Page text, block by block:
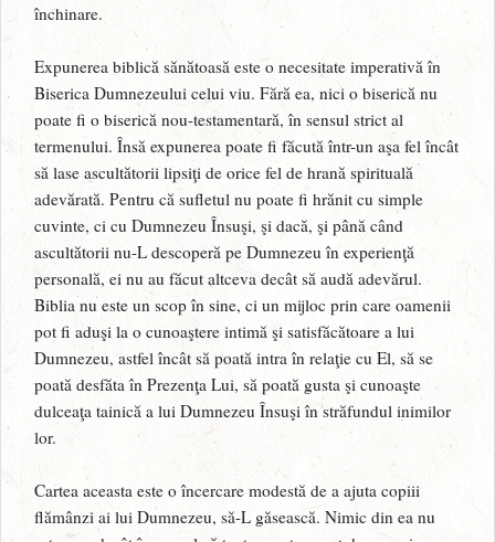
închinare.
Expunerea biblică sănătoasă este o necesitate imperativă în
Biserica Dumnezeului celui viu. Fără ea, nici o biserică nu
poate fi o biserică nou-testamentară, în sensul strict al
termenului. Însă expunerea poate fi făcută într-un aşa fel încât
să lase ascultătorii lipsiţi de orice fel de hrană spirituală
adevărată. Pentru că sufletul nu poate fi hrănit cu simple
cuvinte, ci cu Dumnezeu Însuşi, şi dacă, şi până când
ascultătorii nu-L descoperă pe Dumnezeu în experienţă
personală, ei nu au făcut altceva decât să audă adevărul.
Biblia nu este un scop în sine, ci un mijloc prin care oamenii
pot fi aduşi la o cunoaştere intimă şi satisfăcătoare a lui
Dumnezeu, astfel încât să poată intra în relaţie cu El, să se
poată desfăta în Prezenţa Lui, să poată gusta şi cunoaşte
dulceaţa tainică a lui Dumnezeu Însuşi în străfundul inimilor
lor.
Cartea aceasta este o încercare modestă de a ajuta copiii
flămânzi ai lui Dumnezeu, să-L găsească. Nimic din ea nu